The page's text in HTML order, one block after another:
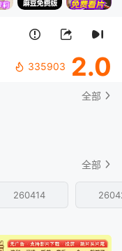
335903 2.0
全部
全部
260414